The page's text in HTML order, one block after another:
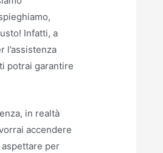
Infatti, a
l’assistenza
potrai garantire
in realtà
accendere
per